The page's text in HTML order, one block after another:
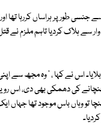
طور پر ہراساں کررہا تھا
ہلاک کردیا تاہم ملزم نے قتل
اس نے کہا ، ' وہ مجھ سے
کی دھمکی بھی دی، اس
وہاں باس موجود تھا جہاں ایک